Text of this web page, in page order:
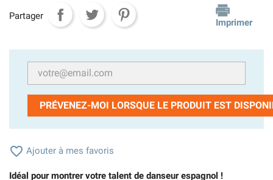
Partager
Imprimer
PRÉVENEZ-MOI LORSQUE LE PRODUIT EST
 Ajouter à mes favoris
Idéal pour montrer votre talent de danseur espagnol !